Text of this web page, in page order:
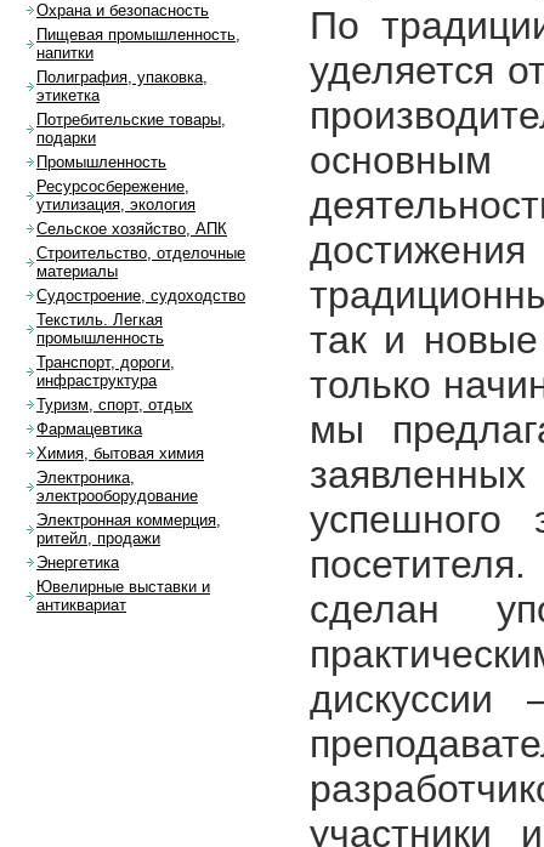
По
уделяется
так и новые
только
мы
успешного
сделан
дискуссии
участники
Охрана и безопасность
Пищевая промышленность,
напитки
Полиграфия, упаковка,
этикетка
Потребительские товары,
подарки
Промышленность
Ресурсосбережение,
утилизация, экология
Сельское хозяйство, АПК
Строительство, отделочные
материалы
Судостроение, судоходство
Текстиль. Легкая
промышленность
Транспорт, дороги,
инфраструктура
Туризм, спорт, отдых
Фармацевтика
Химия, бытовая химия
Электроника,
электрооборудование
Электронная коммерция,
ритейл, продажи
Энергетика
Ювелирные выставки и
антиквариат